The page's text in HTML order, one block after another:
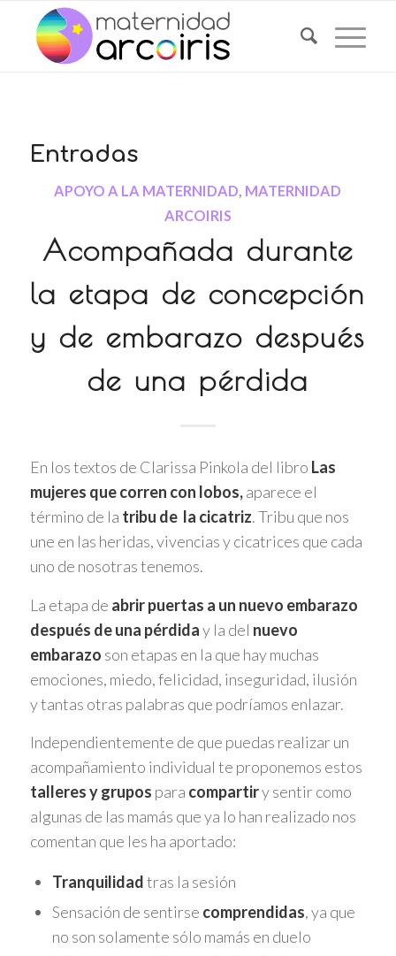
Entradas
APOYO A LA MATERNIDAD, MATERNIDAD
ARCOIRIS
Acompañada durante
la etapa de concepción
y de embarazo después
de una pérdida
En los textos de Clarissa Pinkola del libro Las
mujeres que corren con lobos,aparece el
término de la tribu de la cicatriz. Tribu que nos
une en las heridas, vivencias y cicatrices que cada
uno de nosotras tenemos.
La etapa de abrir puertas a un nuevo embarazo
después de una pérdiday la del nuevo
embarazo son etapas en la que hay muchas
emociones, miedo, felicidad, inseguridad, ilusión
y tantas otras palabras que podríamos enlazar.
Independientemente de que puedas realizar un
acompañamiento individual te proponemos estos
talleres y grupos para compartiry sentir como
algunas de las mamás que ya lo han realizado nos
comentan que les ha aportado:
Tranquilidadtras la sesión
Sensación de sentirse comprendidas, ya que
no son solamente sólo mamás en duelo